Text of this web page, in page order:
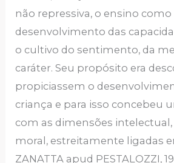
não repressiva, o ensino
desenvolvimento das
o cultivo do sentimento, da
caráter. Seu propósito era
propiciassem o
criança e para isso concebeu
com as dimensões
moral, estreitamente ligadas
ZANATTA apud PESTALOZZI,